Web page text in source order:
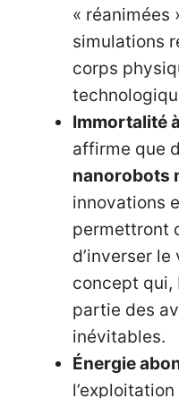
« réanimées
simulations
corps
Immortalité
affirme que
nanorobots
innovations
permettront
d’inverser
concept qui,
partie des
inévitables.
Énergie